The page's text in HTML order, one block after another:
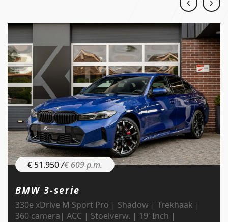
€ 51.950/€ 609 p.m.
BMW 3-serie
330e xDrive M Sport Pro | Shadow | Trekhaak |
360 camera| ACC | Stoelverw. | 19' Inch |